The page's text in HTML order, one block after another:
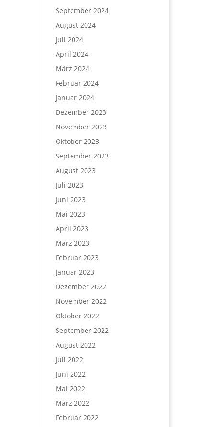
September 2024
August 2024
Juli 2024
April 2024
März 2024
Februar 2024
Januar 2024
Dezember 2023
November 2023
Oktober 2023
September 2023
August 2023
Juli 2023
Juni 2023
Mai 2023
April 2023
März 2023
Februar 2023
Januar 2023
Dezember 2022
November 2022
Oktober 2022
September 2022
August 2022
Juli 2022
Juni 2022
Mai 2022
März 2022
Februar 2022